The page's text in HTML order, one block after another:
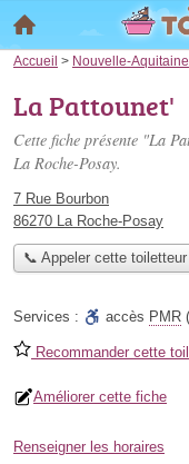
Accueil > Nouvelle-Aquitaine
La Pattounet'
Cette fiche présente "La
La Roche-Posay.
7 Rue Bourbon
86270 La Roche-Posay
📞 Appeler cette toiletteur
Services : accès PMR
Recommander cette
Améliorer cette fiche
Renseigner les horaires